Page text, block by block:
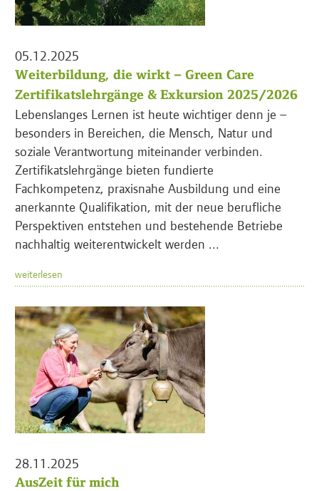
05.12.2025
Weiterbildung, die wirkt – Green Care
Zertifikatslehrgänge & Exkursion 2025/2026
Lebenslanges Lernen ist heute wichtiger denn je –
besonders in Bereichen, die Mensch, Natur und
soziale Verantwortung miteinander verbinden.
Zertifikatslehrgänge bieten fundierte
Fachkompetenz, praxisnahe Ausbildung und eine
anerkannte Qualifikation, mit der neue berufliche
Perspektiven entstehen und bestehende Betriebe
nachhaltig weiterentwickelt werden ...
weiterlesen
28.11.2025
AusZeit für mich